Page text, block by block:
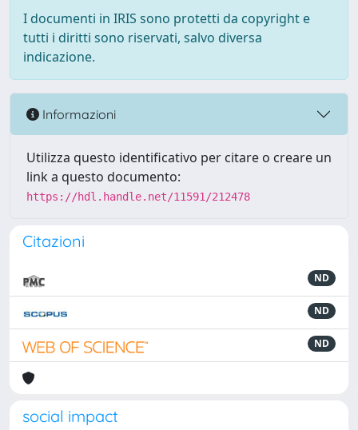
I documenti in IRIS sono protetti da copyright e
tutti i diritti sono riservati, salvo diversa
indicazione.
Informazioni
Utilizza questo identificativo per citare o creare un
link a questo documento:
https://hdl.handle.net/11591/212478
Citazioni
ND
ND
ND
social impact